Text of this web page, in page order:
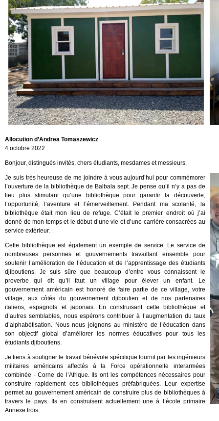
Allocution d’Andrea Tomaszewicz
4 octobre 2022
Bonjour, distingués invités, chers étudiants, mesdames et messieurs.
Je suis très heureuse de me joindre à vous aujourd’hui pour commémorer
l’ouverture de la bibliothèque de Balbala sept. Je pense qu’il n’y a pas de
lieu plus stimulant qu’une bibliothèque pour garantir la découverte,
l’opportunité, l’aventure et l’émerveillement. Pendant ma scolarité, la
bibliothèque était mon lieu de refuge. C’était le premier endroit où j’ai
donné de mon temps et le début d’une vie et d’une carrière consacrées au
service extérieur.
Cette bibliothèque est également un exemple de service. Le service de
nombreuses personnes et gouvernements travaillant ensemble pour
soutenir l’amélioration de l’éducation et de l’apprentissage des étudiants
djiboutiens. Je suis sûre que beaucoup d’entre vous connaissent le
proverbe qui dit qu’il faut un village pour élever un enfant. Le
gouvernement américain est honoré de faire partie de ce village, votre
village, aux côtés du gouvernement djiboutien et de nos partenaires
italiens, espagnols et japonais. En construisant cette bibliothèque et
d’autres semblables, nous espérons contribuer à l’augmentation du taux
d’alphabétisation. Nous nous joignons au ministère de l’éducation dans
son objectif global d’améliorer les normes éducatives pour tous les
étudiants djiboutiens.
Je tiens à souligner le travail bénévole spécifique fournit par les ingénieurs
militaires américains affectés à la Force opérationnelle interarmées
combinée - Corne de l’Afrique. Ils ont les compétences nécessaires pour
construire rapidement ces bibliothèques préfabriquées. Leur expertise
permet au gouvernement américain de construire plus de bibliothèques à
travers le pays. Ils en construisent actuellement une à l’école primaire
Annexe trois.